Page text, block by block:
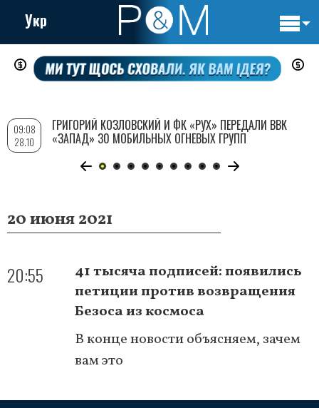
Перейти
содержанию
Укр
20 июня 2021
20:55
41 тысяча подписей: появились
петиции против возвращения
Безоса из космоса
В конце новости объясняем, зачем
вам это
09:08
28.10
ГРИГОРИЙ КОЗЛОВСКИЙ И ФК «РУХ» ПЕРЕДАЛИ ВВК
«ЗАПАД» 30 МОБИЛЬНЫХ ОГНЕВЫХ ГРУПП